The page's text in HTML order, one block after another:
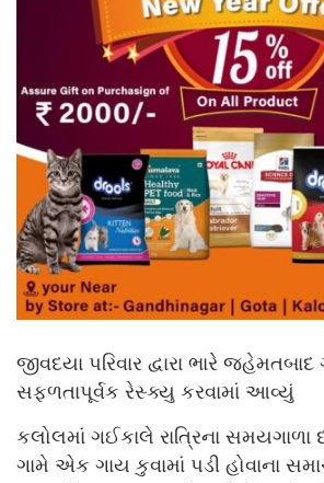
જીવદયા પરિવાર દ્વારા ભારે
સફળતાપૂર્વક રેસ્ક્યુ કરવામાં આવ્યું
કલોલમાં ગઈકાલે રાત્રિના સમયગાળા
ગામે એક ગાય કુવામાં પડી હોવાના